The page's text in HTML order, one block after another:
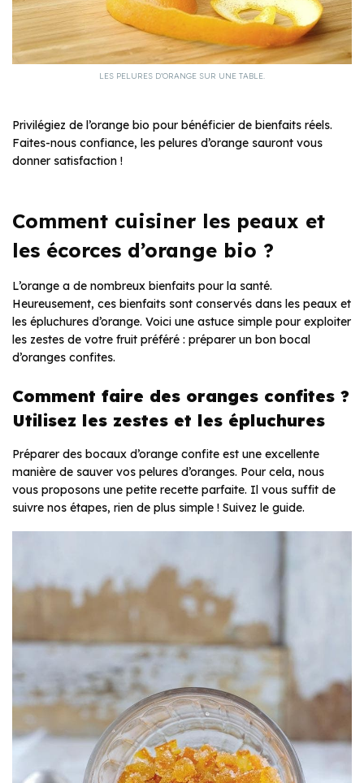
LES PELURES D’ORANGE SUR UNE TABLE.
Privilégiez de l’orange bio pour bénéficier de bienfaits réels.
Faites-nous confiance, les pelures d’orange sauront vous
donner satisfaction !
Comment cuisiner les peaux et
les écorces d’orange bio ?
L’orange a de nombreux bienfaits pour la santé.
Heureusement, ces bienfaits sont conservés dans les peaux et
les épluchures d’orange. Voici une astuce simple pour exploiter
les zestes de votre fruit préféré : préparer un bon bocal
d’oranges confites.
Comment faire des oranges confites ?
Utilisez les zestes et les épluchures
Préparer des bocaux d’orange confite est une excellente
manière de sauver vos pelures d’oranges. Pour cela, nous
vous proposons une petite recette parfaite. Il vous suffit de
suivre nos étapes, rien de plus simple ! Suivez le guide.